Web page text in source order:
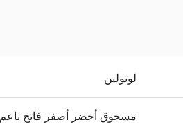
لوتولين
مسحوق أخضر أصفر فاتح ناعم